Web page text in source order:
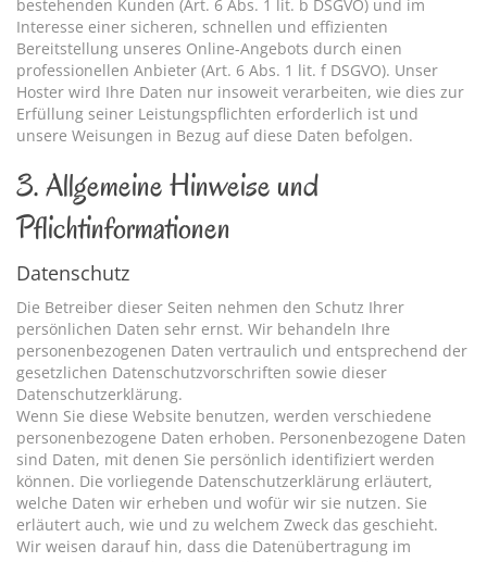
bestehenden Kunden (Art. 6 Abs. 1 lit. b DSGVO) und im
Interesse einer sicheren, schnellen und effizienten
Bereitstellung unseres Online-Angebots durch einen
professionellen Anbieter (Art. 6 Abs. 1 lit. f DSGVO). Unser
Hoster wird Ihre Daten nur insoweit verarbeiten, wie dies zur
Erfüllung seiner Leistungspflichten erforderlich ist und
unsere Weisungen in Bezug auf diese Daten befolgen.
3. Allgemeine Hinweise und
Pflichtinformationen
Datenschutz
Die Betreiber dieser Seiten nehmen den Schutz Ihrer
persönlichen Daten sehr ernst. Wir behandeln Ihre
personenbezogenen Daten vertraulich und entsprechend der
gesetzlichen Datenschutzvorschriften sowie dieser
Datenschutzerklärung.
Wenn Sie diese Website benutzen, werden verschiedene
personenbezogene Daten erhoben. Personenbezogene Daten
sind Daten, mit denen Sie persönlich identifiziert werden
können. Die vorliegende Datenschutzerklärung erläutert,
welche Daten wir erheben und wofür wir sie nutzen. Sie
erläutert auch, wie und zu welchem Zweck das geschieht.
Wir weisen darauf hin, dass die Datenübertragung im